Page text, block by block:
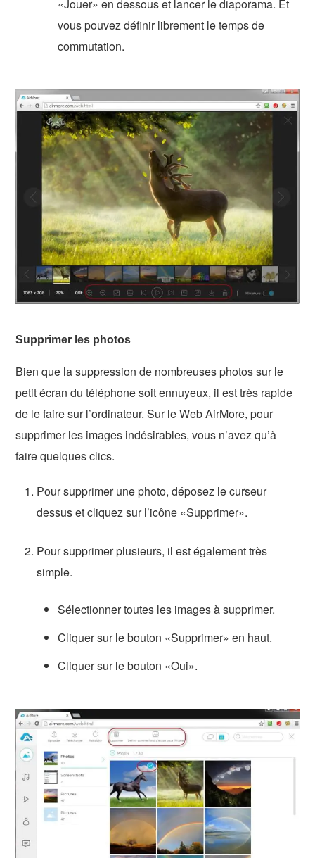
«Jouer» en dessous et lancer le diaporama. Et
vous pouvez définir librement le temps de
commutation.
Supprimer les photos
Bien que la suppression de nombreuses photos sur le
petit écran du téléphone soit ennuyeux, il est très rapide
de le faire sur l’ordinateur. Sur le Web AirMore, pour
supprimer les images indésirables, vous n’avez qu’à
faire quelques clics.
Pour supprimer une photo, déposez le curseur
dessus et cliquez sur l’icône «Supprimer».
Pour supprimer plusieurs, il est également très
simple.
Sélectionner toutes les images à supprimer.
Cliquer sur le bouton «Supprimer» en haut.
Cliquer sur le bouton «Oui».